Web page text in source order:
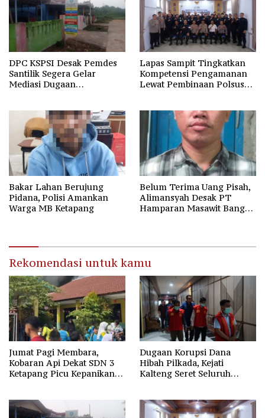
DPC KSPSI Desak Pemdes
Santilik Segera Gelar
Mediasi Dugaan
Lapas Sampit Tingkatkan
Kompetensi Pengamanan
Lewat Pembinaan Polsus
Bakar Lahan Berujung
Pidana, Polisi Amankan
Warga MB Ketapang
Belum Terima Uang Pisah,
Alimansyah Desak PT
Hamparan Masawit Bangun
Rekomendasi untuk kamu
Jumat Pagi Membara,
Kobaran Api Dekat SDN 3
Ketapang Picu Kepanikan
Dugaan Korupsi Dana
Hibah Pilkada, Kejati
Kalteng Seret Seluruh